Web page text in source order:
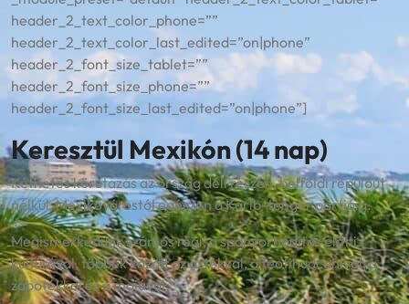
header_2_text_color_phone=””
header_2_text_color_last_edited=”on|phone”
header_2_font_size_tablet=””
header_2_font_size_phone=””
header_2_font_size_last_edited=”on|phone”]
Keresztül Mexikón (14 nap)
Kéthetes körutazás az ország déli részén, belföldi repülőút
nélkül, Mexikóvárostól egészen a Karib-tenger partjáig.
Megismerkedünk számos régi, a spanyol hódítás előtti
kultúrával, többek között az aztékkal, a teotihuacanival, a
zapotékkal és a majával.